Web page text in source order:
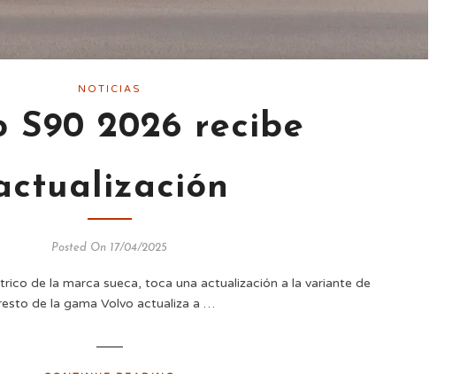
NOTICIAS
S90 2026 recibe
Posted On 17/04/2025
de la marca sueca, toca una actualización a la variante de
de la gama Volvo actualiza a …